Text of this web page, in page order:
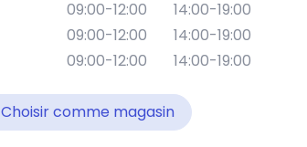
09:00-12:00
14:00-19:00
09:00-12:00
14:00-19:00
09:00-12:00 14:00-19:00
Choisir comme magasin